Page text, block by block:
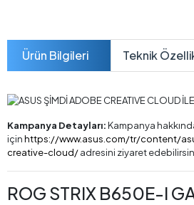
Ürün Bilgileri Teknik
Kampanya Detayları:Kampanya
içinhttps://www.asus.com/tr/content/
creative-cloud/adresini ziyaret
ROG STRIX B650E-I